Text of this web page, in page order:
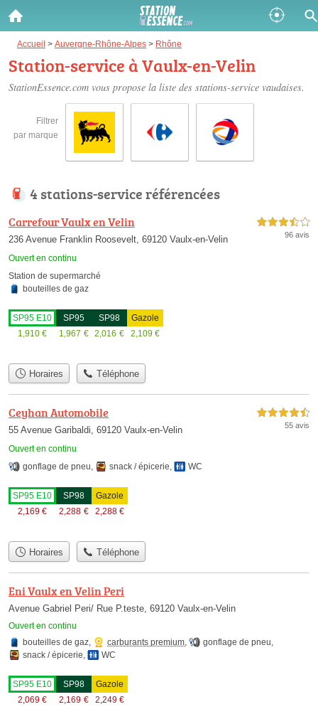
Accueil > Auvergne-Rhône-Alpes > Rhône
Station-service à Vaulx-en-Velin
StationEssence.com vous propose la liste des stations-service vaudaises.
Filtrer
par marque
4 stations-service référencées
Carrefour Vaulx en Velin
236 Avenue Franklin Roosevelt, 69120 Vaulx-en-Velin
Ouvert en continu
3,5 étoiles sur 5
96 avis
Station de supermarché
bouteilles de gaz
SP95 E10
1,910 €
SP95
1,967 €
SP98
2,016 €
Gazole
2,109 €
Horaires Téléphone
Ceyhan Automobile
55 Avenue Garibaldi, 69120 Vaulx-en-Velin
Ouvert en continu
4,5 étoiles sur 5
55 avis
gonflage de pneu, snack / épicerie, WC
SP95 E10
2,169 €
SP98
2,288 €
Gazole
2,288 €
Horaires Téléphone
Eni Vaulx en Velin Peri
Avenue Gabriel Peri/ Rue P.teste, 69120 Vaulx-en-Velin
Ouvert en continu
bouteilles de gaz
carburants premium gonflage de pneu
snack / épicerie
WC
SP95 E10
2,069 €
SP98
2,169 €
Gazole
2,249 €
Gazole :
Disponible Épuisé
Disponible Épuisé